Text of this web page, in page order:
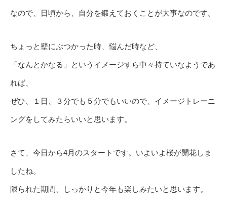
なので、日頃から、自分を鍛えておくことが大事なのです。
ちょっと壁にぶつかった時、悩んだ時など、
「なんとかなる」というイメージすら中々持ていなようであ
れば、
ぜひ、１日、３分でも５分でもいいので、イメージトレーニ
ングをしてみたらいいと思います。
さて、今日から4月のスタートです。いよいよ桜が開花しま
したね。
限られた期間、しっかりと今年も楽しみたいと思います。